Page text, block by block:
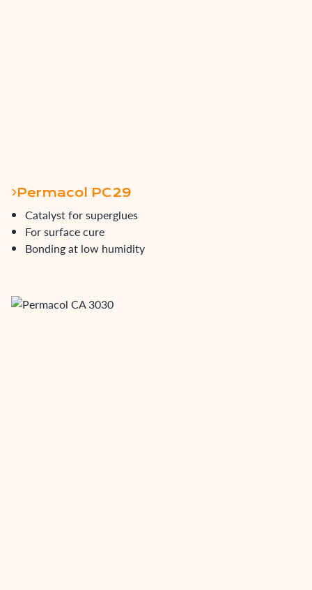
Permacol PC29
Catalyst for superglues
For surface cure
Bonding at low humidity